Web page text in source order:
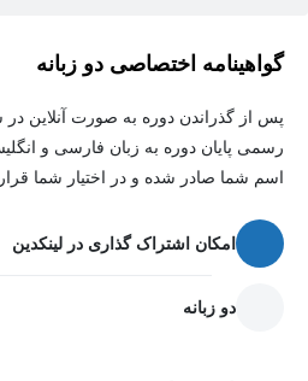
گواهینامه اختصاصی دو زبانه
پس از گذراندن دوره به صورت آنلاین
رسمی پایان دوره به زبان فارسی و
اسم شما صادر شده و در اختیار شما
امکان اشتراک گذاری در لینکدین
دو زبانه